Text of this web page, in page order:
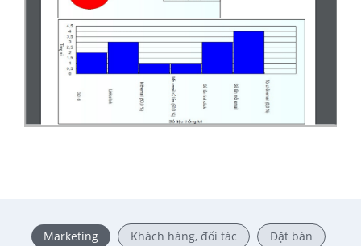
Marketing Khách hàng, đối tác Đặt bàn